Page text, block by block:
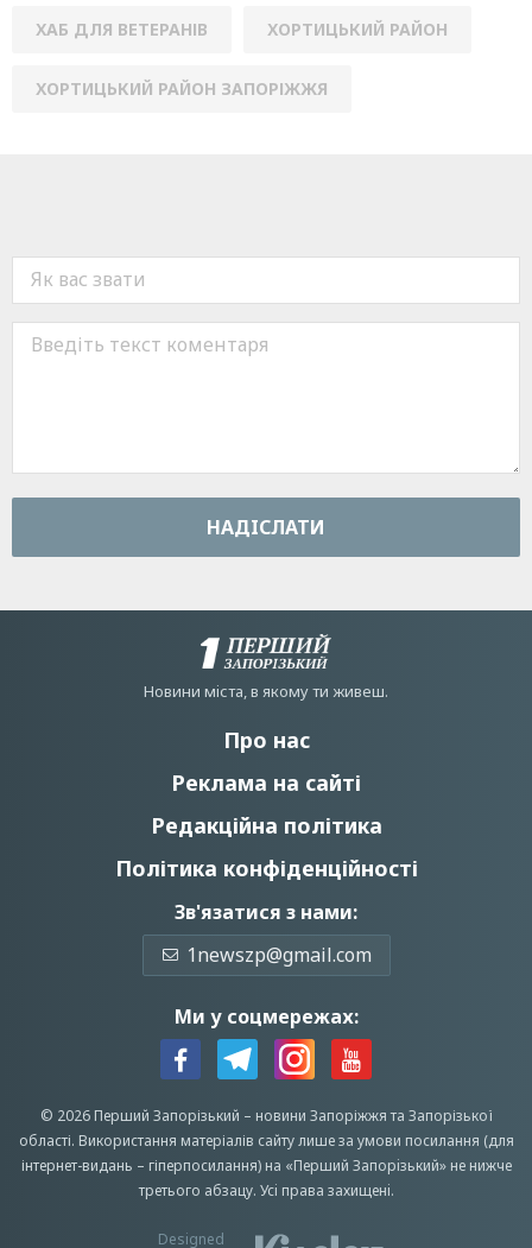
ХАБ ДЛЯ ВЕТЕРАНІВ ХОРТИЦЬКИЙ РАЙОН
ХОРТИЦЬКИЙ РАЙОН ЗАПОРІЖЖЯ
НАДIСЛАТИ
Новини мiста, в якому ти живеш.
Про нас
Реклама на сайті
Редакційна політика
Політика конфіденційності
Зв'язатися з нами:
1newszp@gmail.com
Ми у соцмережах:
© 2026 Перший Запорізький – новини Запоріжжята Запорізької
області. Використання матеріалів сайту лише за умови посилання (для
інтернет-видань – гіперпосилання) на «Перший Запорiзький» не нижче
третього абзацу. Усi права захищенi.
Designed